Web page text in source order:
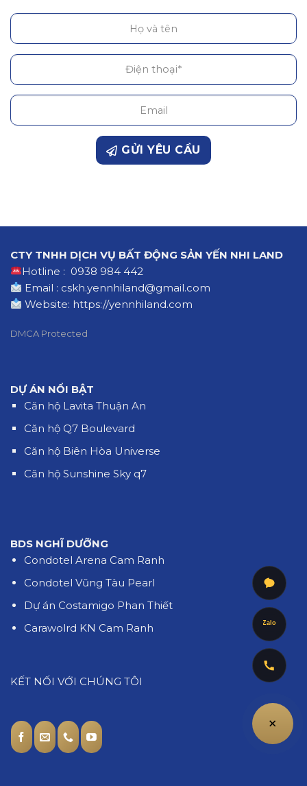
GỬI YÊU CẦU
CTY TNHH DỊCH VỤ BẤT ĐỘNG SẢN YẾN NHI LAND
Hotline : 0938 984 442
Email : cskh.yennhiland@gmail.com
Website: https://yennhiland.com
DMCA Protected
DỰ ÁN NỔI BẬT
Căn hộ Lavita Thuận An
Căn hộ Q7 Boulevard
Căn hộ Biên Hòa Universe
Căn hộ Sunshine Sky q7
BDS NGHĨ DƯỠNG
Condotel Arena Cam Ranh
Condotel Vũng Tàu Pearl
Dự án Costamigo Phan Thiết
Carawolrd KN Cam Ranh
KẾT NỐI VỚI CHÚNG TÔI
+
Zalo